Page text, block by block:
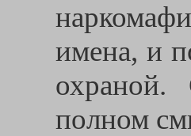
имена, и
охраной.
полном